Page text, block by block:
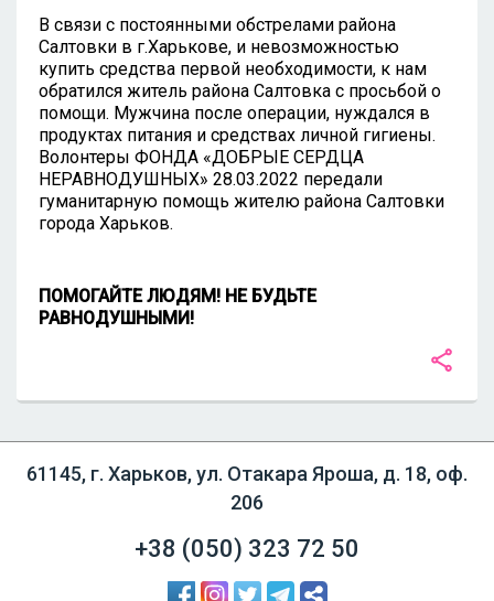
В связи с постоянными обстрелами района
Салтовки в г.Харькове, и невозможностью
купить средства первой необходимости, к нам
обратился житель района Салтовка с просьбой о
помощи. Мужчина после операции, нуждался в
продуктах питания и средствах личной гигиены.
Волонтеры ФОНДА «ДОБРЫЕ СЕРДЦА
НЕРАВНОДУШНЫХ» 28.03.2022 передали
гуманитарную помощь жителю района Салтовки
города Харьков.
ПОМОГАЙТЕ ЛЮДЯМ! НЕ БУДЬТЕ
РАВНОДУШНЫМИ!
61145, г. Харьков, ул. Отакара Яроша, д. 18, оф.
206
+38 (050) 323 72 50